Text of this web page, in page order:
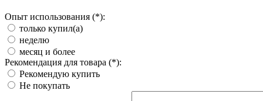
Опыт использования (*):
только купил(а)
неделю
месяц и более
Рекомендация для товара (*):
Рекомендую купить
Не покупать